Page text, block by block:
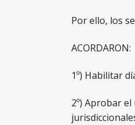
Por ello, los
ACORDARON:
1º) Habilitar
2º) Aprobar